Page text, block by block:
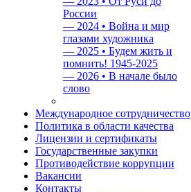
России
— 2024 • Война и мир
глазами художника
— 2025 • Будем жить и
помнить! 1945-2025
— 2026 • В начале было
слово
Международное сотрудничество
Политика в области качества
Лицензии и сертификаты
Государственные закупки
Противодействие коррупции
Вакансии
Контакты